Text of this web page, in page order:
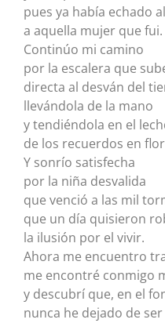
pues ya había echado
a aquella mujer que fui.
Continúo mi camino
por la escalera que
directa al desván del
llevándola de la mano
y tendiéndola en el
de los recuerdos en
Y sonrío satisfecha
por la niña desvalida
que venció a las mil
que un día quisieron
la ilusión por el vivir.
Ahora me encuentro
me encontré conmigo
y descubrí que, en el
nunca he dejado de